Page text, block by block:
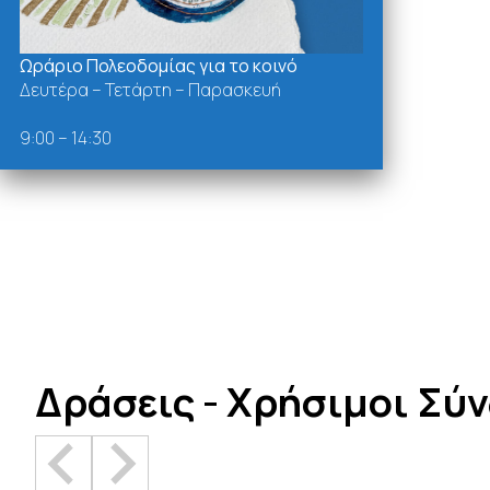
Δράσεις - Χρήσιμοι
Ωράριο Πολεοδομίας για το κοινό
Δευτέρα – Τετάρτη – Παρασκευή
9:00 – 14:30